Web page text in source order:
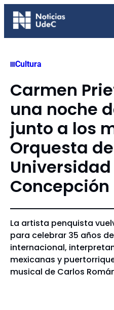
Saltar
Cultura
Carmen
una noche
junto a los
Orquesta
Concepción
La artista penquista
para celebrar 35 años
internacional,
mexicanas y
musical de Carlos